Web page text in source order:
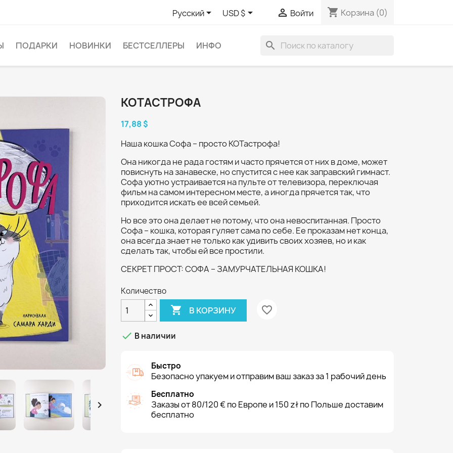
Русский USD $  Войти shopping_cart Корзина (0)
ПОДАРКИ НОВИНКИ БЕСТСЕЛЛЕРЫ ИНФО search

КОТАСТРОФА
17,88 $
Наша кошка Софа – просто КОТастрофа!
Она никогда не рада гостям и часто прячется от них в доме, может
повиснуть на занавеске, но спустится с нее как заправский гимнаст.
Софа уютно устраивается на пульте от телевизора, переключая
фильм на самом интересном месте, а иногда прячется так, что
приходится искать ее всей семьей.
Но все это она делает не потому, что она невоспитанная. Просто
Софа – кошка, которая гуляет сама по себе. Ее проказам нет конца,
она всегда знает не только как удивить своих хозяев, но и как
сделать так, чтобы ей все простили.
СЕКРЕТ ПРОСТ: СОФА – ЗАМУРЧАТЕЛЬНАЯ КОШКА!
Количество
 В КОРЗИНУ favorite_border
 В наличии
Быстро
Безопасно упакуем и отправим ваш заказ за 1 рабочий день
Бесплатно
Заказы от 80/120 € по Европе и 150 zł по Польше доставим
бесплатно